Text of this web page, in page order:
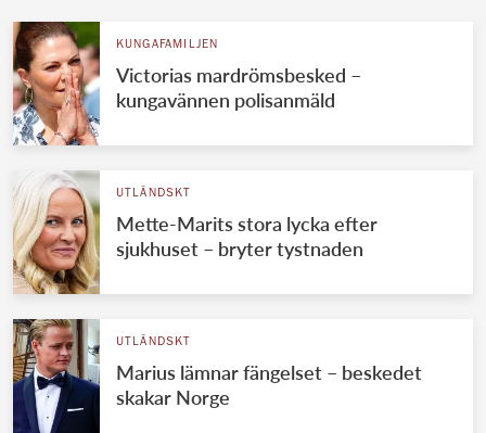
KUNGAFAMILJEN
Victorias mardrömsbesked –
kungavännen polisanmäld
UTLÄNDSKT
Mette-Marits stora lycka efter
sjukhuset – bryter tystnaden
UTLÄNDSKT
Marius lämnar fängelset – beskedet
skakar Norge